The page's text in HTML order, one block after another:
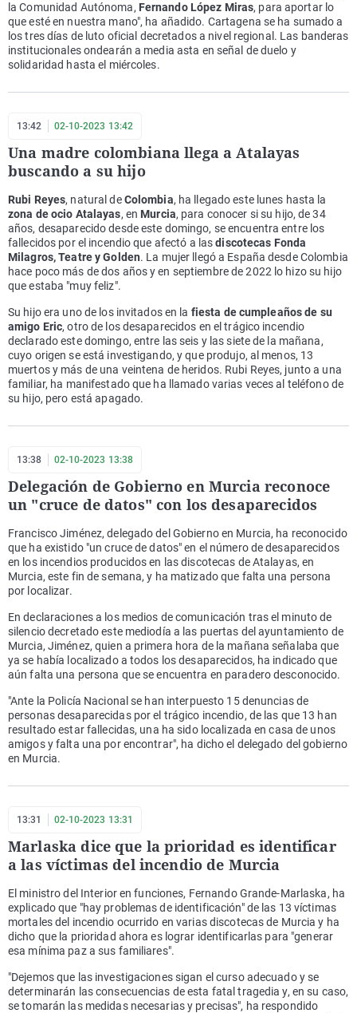
la Comunidad Autónoma, Fernando López Miras, para aportar lo
que esté en nuestra mano", ha añadido. Cartagena se ha sumado a
los tres días de luto oficial decretados a nivel regional. Las banderas
institucionales ondearán a media asta en señal de duelo y
solidaridad hasta el miércoles.
13:42 02-10-2023 13:42
Una madre colombiana llega a Atalayas
buscando a su hijo
Rubi Reyes, natural deColombia, ha llegado este lunes hasta la
zona de ocio Atalayas, en Murcia, para conocer si su hijo, de 34
años, desaparecido desde este domingo, se encuentra entre los
fallecidos por el incendio que afectó a lasdiscotecas Fonda
Milagros, Teatre y Golden. La mujer llegó a España desde Colombia
hace poco más de dos años y en septiembre de 2022 lo hizo su hijo
que estaba "muy feliz".
Su hijo era uno de los invitados en la fiesta de cumpleaños de su
amigo Eric, otro de los desaparecidos en el trágico incendio
declarado este domingo, entre las seis y las siete de la mañana,
cuyo origen se está investigando, y que produjo, al menos, 13
muertos y más de una veintena de heridos. Rubi Reyes, junto a una
familiar, ha manifestado que ha llamado varias veces al teléfono de
su hijo, pero está apagado.
13:38 02-10-2023 13:38
Delegación de Gobierno en Murcia reconoce
un "cruce de datos" con los desaparecidos
Francisco Jiménez, delegado del Gobierno en Murcia, ha reconocido
que ha existido "un cruce de datos" en el número de desaparecidos
en los incendios producidos en las discotecas de Atalayas, en
Murcia, este fin de semana, y ha matizado que falta una persona
por localizar.
En declaraciones a los medios de comunicación tras el minuto de
silencio decretado este mediodía a las puertas del ayuntamiento de
Murcia, Jiménez, quien a primera hora de la mañana señalaba que
ya se había localizado a todos los desaparecidos, ha indicado que
aún falta una persona que se encuentra en paradero desconocido.
"Ante la Policía Nacional se han interpuesto 15 denuncias de
personas desaparecidas por el trágico incendio, de las que 13 han
resultado estar fallecidas, una ha sido localizada en casa de unos
amigos y falta una por encontrar", ha dicho el delegado del gobierno
en Murcia.
13:31 02-10-2023 13:31
Marlaska dice que la prioridad es identificar
a las víctimas del incendio de Murcia
El ministro del Interior en funciones, Fernando Grande-Marlaska, ha
explicado que "hay problemas de identificación" de las 13 víctimas
mortales del incendio ocurrido en varias discotecas de Murcia y ha
dicho que la prioridad ahora es lograr identificarlas para "generar
esa mínima paz a sus familiares".
"Dejemos que las investigaciones sigan el curso adecuado y se
determinarán las consecuencias de esta fatal tragedia y, en su caso,
se tomarán las medidas necesarias y precisas", ha respondido